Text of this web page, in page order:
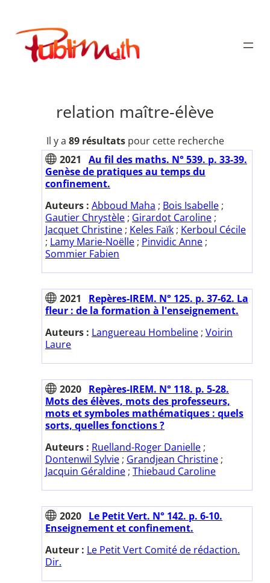
contenu
Publimath
relation maître-élève
Il y a 89 résultatspour cette recherche
2021
Au fil des maths. N° 539. p. 33-39.
Genèse de pratiques au temps du
confinement.
Auteurs : Abboud Maha ; Bois Isabelle ;
Gautier Chrystèle ; Girardot Caroline ;
Jacquet Christine ; Keles Faïk ; Kerboul Cécile
; Lamy Marie-Noëlle ; Pinvidic Anne ;
Sommier Fabien
2021
Repères-IREM. N° 125. p. 37-62. La
fleur : de la formation à l'enseignement.
Auteurs : Languereau Hombeline ; Voirin
Laure
2020 Repères-IREM. N° 118. p. 5-28.
Mots des élèves, mots des professeurs,
mots et symboles mathématiques : quels
sorts, quelles fonctions ?
Auteurs : Ruelland-Roger Danielle ;
Dontenwil Sylvie ; Grandjean Christine ;
Jacquin Géraldine ; Thiebaud Caroline
2020 Le Petit Vert. N° 142. p. 6-10.
Enseignement et confinement.
Auteur : Le Petit Vert Comité de rédaction.
Dir.